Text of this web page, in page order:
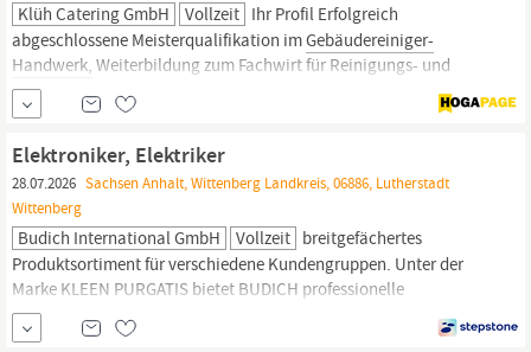
Klüh Catering GmbH Vollzeit Ihr Profil Erfolgreich
abgeschlossene Meisterqualifikation imGebäudereiniger-
Handwerk, Weiterbildung zum Fachwirt für Reinigungs- und
Hygienemanagement oder ein abgeschlossenes Studium im
Bereich Facility-Management, Wirtschaftsingenieurwesen,
vergleichbare
Elektroniker, Elektriker
28.07.2026 Sachsen Anhalt, Wittenberg Landkreis, 06886, Lutherstadt
Wittenberg
Budich International GmbH Vollzeit breitgefächertes
Produktsortiment für verschiedene Kundengruppen. Unter der
Marke KLEEN PURGATIS bietet BUDICH professionelle
Reinigungs- und Hygieneprodukte für Krankenhäuser,
Pflegeeinrichtungen, Hotellerie, Gastronomie, Kantinen und